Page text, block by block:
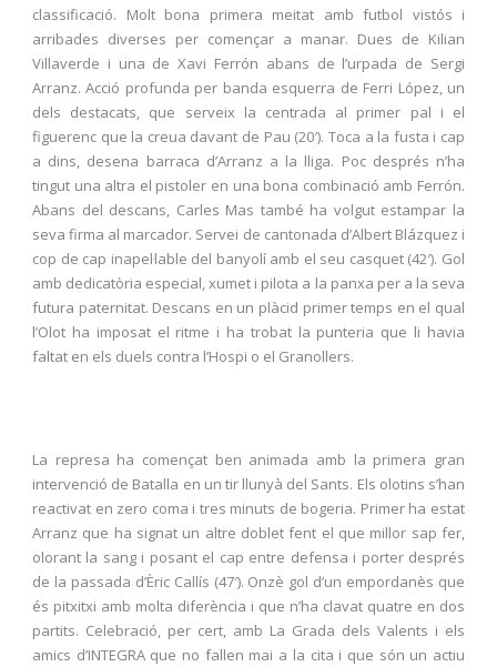
classificació. Molt bona primera meitat amb futbol vistós i
arribades diverses per començar a manar. Dues de Kilian
Villaverde i una de Xavi Ferrón abans de l’urpada de Sergi
Arranz. Acció profunda per banda esquerra de Ferri López, un
dels destacats, que serveix la centrada al primer pal i el
figuerenc que la creua davant de Pau (20′). Toca a la fusta i cap
a dins, desena barraca d’Arranz a la lliga. Poc després n’ha
tingut una altra el pistoler en una bona combinació amb Ferrón.
Abans del descans, Carles Mas també ha volgut estampar la
seva firma al marcador. Servei de cantonada d’Albert Blázquez i
cop de cap inapel·lable del banyolí amb el seu casquet (42′). Gol
amb dedicatòria especial, xumet i pilota a la panxa per a la seva
futura paternitat. Descans en un plàcid primer temps en el qual
l’Olot ha imposat el ritme i ha trobat la punteria que li havia
faltat en els duels contra l’Hospi o el Granollers.
La represa ha començat ben animada amb la primera gran
intervenció de Batalla en un tir llunyà del Sants. Els olotins s’han
reactivat en zero coma i tres minuts de bogeria. Primer ha estat
Arranz que ha signat un altre doblet fent el que millor sap fer,
olorant la sang i posant el cap entre defensa i porter després
de la passada d’Èric Callís (47′). Onzè gol d’un empordanès que
és pitxitxi amb molta diferència i que n’ha clavat quatre en dos
partits. Celebració, per cert, amb La Grada dels Valents i els
amics d’INTEGRA que no fallen mai a la cita i que són un actiu